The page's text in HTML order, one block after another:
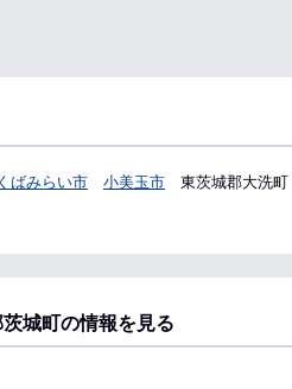
ばみらい市 小美玉市 東茨城郡大洗町
城町の情報を見る